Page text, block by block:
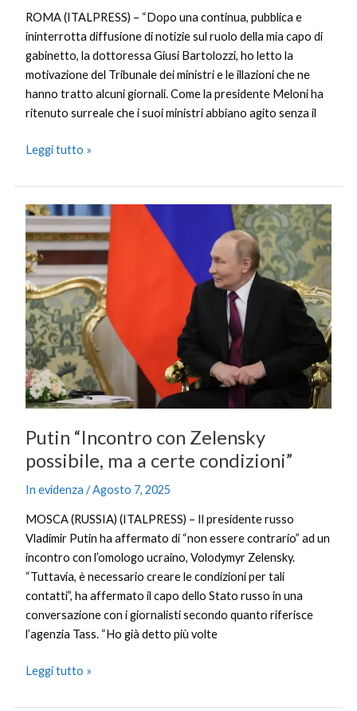
ROMA (ITALPRESS) – “Dopo una continua, pubblica e
ininterrotta diffusione di notizie sul ruolo della mia capo di
gabinetto, la dottoressa Giusi Bartolozzi, ho letto la
motivazione del Tribunale dei ministri e le illazioni che ne
hanno tratto alcuni giornali. Come la presidente Meloni ha
ritenuto surreale che i suoi ministri abbiano agito senza il
Leggi tutto »
Putin “Incontro con Zelensky
possibile, ma a certe condizioni”
In evidenza /Agosto 7, 2025
MOSCA (RUSSIA) (ITALPRESS) – Il presidente russo
Vladimir Putin ha affermato di “non essere contrario” ad un
incontro con l’omologo ucraino, Volodymyr Zelensky.
“Tuttavia, è necessario creare le condizioni per tali
contatti”, ha affermato il capo dello Stato russo in una
conversazione con i giornalisti secondo quanto riferisce
l’agenzia Tass. “Ho già detto più volte
Putin
“Incontro
con
Zelensky
possibile,
ma
a
certe
condizioni”
Leggi tutto »